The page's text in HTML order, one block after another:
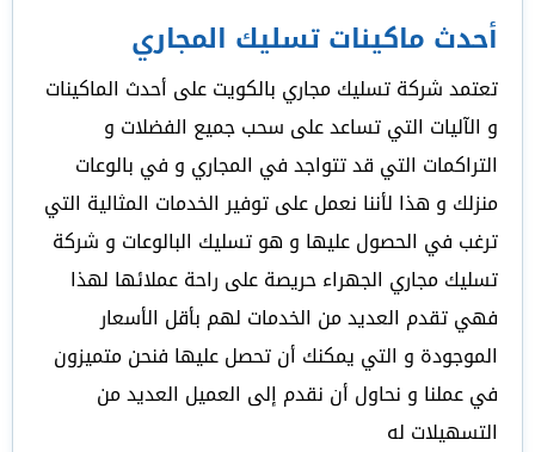
أحدث ماكينات تسليك المجاري
تعتمد شركة تسليك مجاري بالكويت على أحدث الماكينات
و الآليات التي تساعد على سحب جميع الفضلات و
التراكمات التي قد تتواجد في المجاري و في بالوعات
منزلك و هذا لأننا نعمل على توفير الخدمات المثالية التي
ترغب في الحصول عليها و هو تسليك البالوعات و شركة
تسليك مجاري الجهراء حريصة على راحة عملائها لهذا
فهي تقدم العديد من الخدمات لهم بأقل الأسعار
الموجودة و التي يمكنك أن تحصل عليها فنحن متميزون
في عملنا و نحاول أن نقدم إلى العميل العديد من
التسهيلات له